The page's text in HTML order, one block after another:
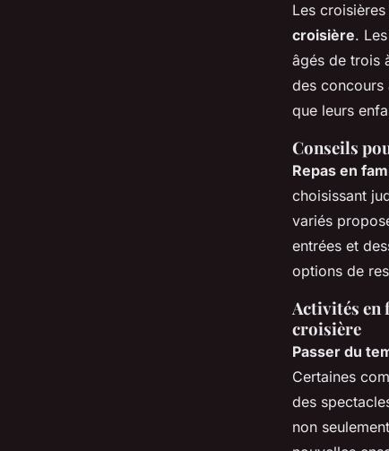
Les
croisière.
âgés de trois
des concours
que leurs
Conseils
Repas en
choisissant
variés
entrées et
options de
Activités en
croisière
Passer du
Certaines
des
non